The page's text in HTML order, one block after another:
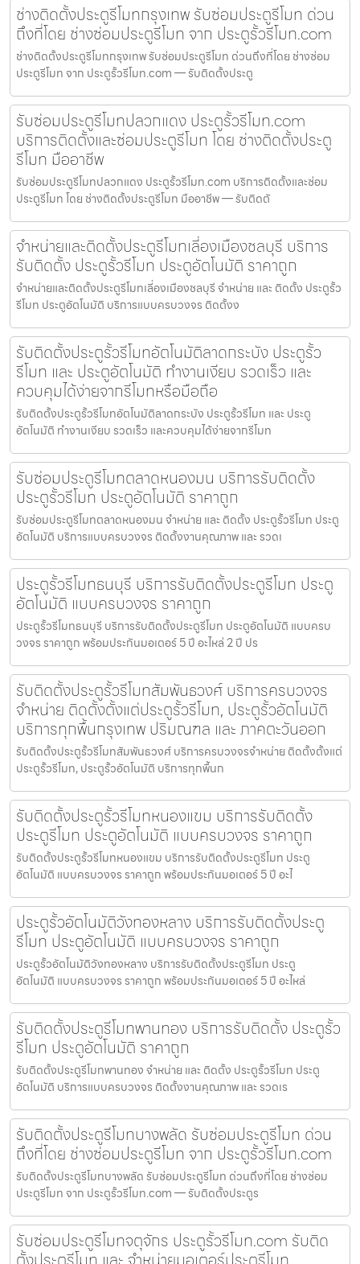
ช่างติดตั้งประตูรีโมทกรุงเทพ รับซ่อมประตูรีโมท ด่วน
ถึงที่โดย ช่างซ่อมประตูรีโมท จาก ประตูรั้วรีโมท.com
ช่างติดตั้งประตูรีโมทกรุงเทพ รับซ่อมประตูรีโมท ด่วนถึงที่โดย ช่างซ่อม
ประตูรีโมท จาก ประตูรั้วรีโมท.com — รับติดตั้งประตู
รับซ่อมประตูรีโมทปลวกแดง ประตูรั้วรีโมท.com
บริการติดตั้งและซ่อมประตูรีโมท โดย ช่างติดตั้งประตู
รีโมท มืออาชีพ
รับซ่อมประตูรีโมทปลวกแดง ประตูรั้วรีโมท.com บริการติดตั้งและซ่อม
ประตูรีโมท โดย ช่างติดตั้งประตูรีโมท มืออาชีพ — รับติดตั
จำหน่ายและติดตั้งประตูรีโมทเลี่องเมืองชลบุรี บริการ
รับติดตั้ง ประตูรั้วรีโมท ประตูอัตโนมัติ ราคาถูก
จำหน่ายและติดตั้งประตูรีโมทเลี่องเมืองชลบุรี จำหน่าย และ ติดตั้ง ประตูรั้ว
รีโมท ประตูอัตโนมัติ บริการแบบครบวงจร ติดตั้งง
รับติดตั้งประตูรั้วรีโมทอัตโนมัติลาดกระบัง ประตูรั้ว
รีโมท และ ประตูอัตโนมัติ ทำงานเงียบ รวดเร็ว และ
ควบคุมได้ง่ายจากรีโมทหรือมือถือ
รับติดตั้งประตูรั้วรีโมทอัตโนมัติลาดกระบัง ประตูรั้วรีโมท และ ประตู
อัตโนมัติ ทำงานเงียบ รวดเร็ว และควบคุมได้ง่ายจากรีโมท
รับซ่อมประตูรีโมทตลาดหนองมน บริการรับติดตั้ง
ประตูรั้วรีโมท ประตูอัตโนมัติ ราคาถูก
รับซ่อมประตูรีโมทตลาดหนองมน จำหน่าย และ ติดตั้ง ประตูรั้วรีโมท ประตู
อัตโนมัติ บริการแบบครบวงจร ติดตั้งงานคุณภาพ และ รวดเ
ประตูรั้วรีโมทธนบุรี บริการรับติดตั้งประตูรีโมท ประตู
อัตโนมัติ แบบครบวงจร ราคาถูก
ประตูรั้วรีโมทธนบุรี บริการรับติดตั้งประตูรีโมท ประตูอัตโนมัติ แบบครบ
วงจร ราคาถูก พร้อมประกันมอเตอร์ 5 ปี อะไหล่ 2 ปี ปร
รับติดตั้งประตูรั้วรีโมทสัมพันธวงศ์ บริการครบวงจร
จำหน่าย ติดตั้งตั้งแต่ประตูรั้วรีโมท, ประตูรั้วอัตโนมัติ
บริการทุกพื้นกรุงเทพ ปริมณฑล และ ภาคตะวันออก
รับติดตั้งประตูรั้วรีโมทสัมพันธวงศ์ บริการครบวงจรจำหน่าย ติดตั้งตั้งแต่
ประตูรั้วรีโมท, ประตูรั้วอัตโนมัติ บริการทุกพื้นก
รับติดตั้งประตูรั้วรีโมทหนองแขม บริการรับติดตั้ง
ประตูรีโมท ประตูอัตโนมัติ แบบครบวงจร ราคาถูก
รับติดตั้งประตูรั้วรีโมทหนองแขม บริการรับติดตั้งประตูรีโมท ประตู
อัตโนมัติ แบบครบวงจร ราคาถูก พร้อมประกันมอเตอร์ 5 ปี อะไ
ประตูรั้วอัตโนมัติวังทองหลาง บริการรับติดตั้งประตู
รีโมท ประตูอัตโนมัติ แบบครบวงจร ราคาถูก
ประตูรั้วอัตโนมัติวังทองหลาง บริการรับติดตั้งประตูรีโมท ประตู
อัตโนมัติ แบบครบวงจร ราคาถูก พร้อมประกันมอเตอร์ 5 ปี อะไหล่
รับติดตั้งประตูรีโมทพานทอง บริการรับติดตั้ง ประตูรั้ว
รีโมท ประตูอัตโนมัติ ราคาถูก
รับติดตั้งประตูรีโมทพานทอง จำหน่าย และ ติดตั้ง ประตูรั้วรีโมท ประตู
อัตโนมัติ บริการแบบครบวงจร ติดตั้งงานคุณภาพ และ รวดเร
รับติดตั้งประตูรีโมทบางพลัด รับซ่อมประตูรีโมท ด่วน
ถึงที่โดย ช่างซ่อมประตูรีโมท จาก ประตูรั้วรีโมท.com
รับติดตั้งประตูรีโมทบางพลัด รับซ่อมประตูรีโมท ด่วนถึงที่โดย ช่างซ่อม
ประตูรีโมท จาก ประตูรั้วรีโมท.com — รับติดตั้งประตูร
รับซ่อมประตูรีโมทจตุจักร ประตูรั้วรีโมท.com รับติด